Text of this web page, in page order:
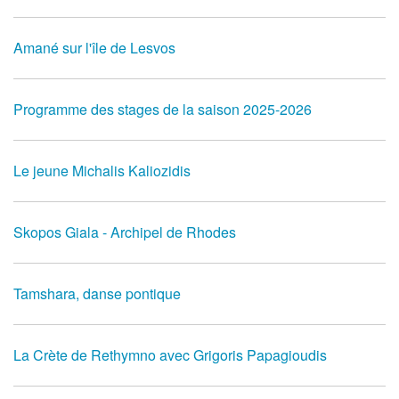
Amané sur l'île de Lesvos
Programme des stages de la saison 2025-2026
Le jeune Michalis Kaliozidis
Skopos Giala - Archipel de Rhodes
Tamshara, danse pontique
La Crète de Rethymno avec Grigoris Papagioudis